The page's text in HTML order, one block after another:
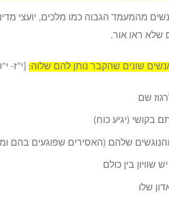
מהמעמד הגבוה כמו מלכים, יועצי
שלא ראו אור.
שונים שהקבר נותן להם שלוה: [י”ז-
שם
בקושי (יגיע כוח)
שלהם (האסירים שפוגעים בהם
שוויון בין כולם
שלו